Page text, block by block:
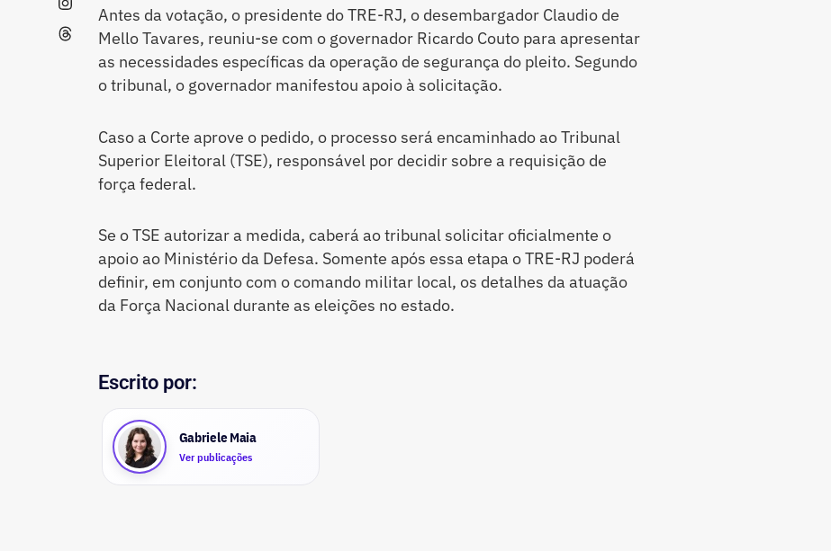
Antes da votação, o presidente do TRE-RJ, o desembargador Claudio de
Mello Tavares, reuniu-se com o governador Ricardo Couto para apresentar
as necessidades específicas da operação de segurança do pleito. Segundo
o tribunal, o governador manifestou apoio à solicitação.
Caso a Corte aprove o pedido, o processo será encaminhado ao Tribunal
Superior Eleitoral (TSE), responsável por decidir sobre a requisição de
força federal.
Se o TSE autorizar a medida, caberá ao tribunal solicitar oficialmente o
apoio ao Ministério da Defesa. Somente após essa etapa o TRE-RJ poderá
definir, em conjunto com o comando militar local, os detalhes da atuação
da Força Nacional durante as eleições no estado.
Escrito por:
Gabriele Maia
Ver publicações